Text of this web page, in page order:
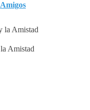
Amigos
Amistad